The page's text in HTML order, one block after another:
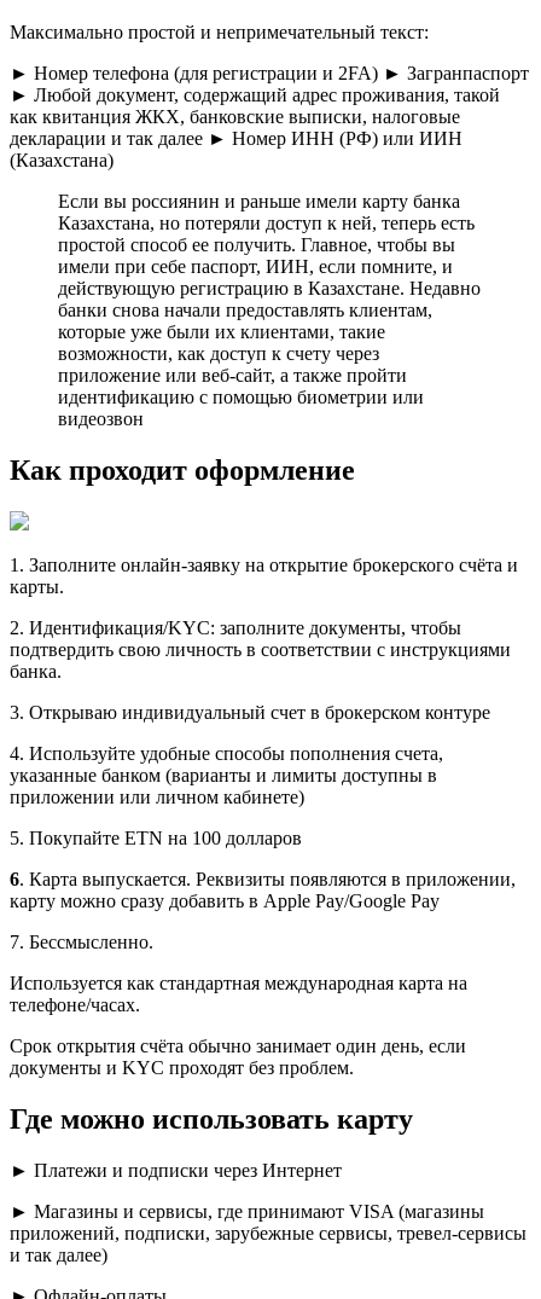
Максимально простой и непримечательный текст:
► Номер телефона (для регистрации и 2FA) ► Загранпаспорт
► Любой документ, содержащий адрес проживания, такой
как квитанция ЖКХ, банковские выписки, налоговые
декларации и так далее ► Номер ИНН (РФ) или ИИН
(Казахстана)
Если вы россиянин и раньше имели карту банка
Казахстана, но потеряли доступ к ней, теперь есть
простой способ ее получить. Главное, чтобы вы
имели при себе паспорт, ИИН, если помните, и
действующую регистрацию в Казахстане. Недавно
банки снова начали предоставлять клиентам,
которые уже были их клиентами, такие
возможности, как доступ к счету через
приложение или веб-сайт, а также пройти
идентификацию с помощью биометрии или
видеозвон
Как проходит оформление
1. Заполните онлайн-заявку на открытие брокерского счёта и
карты.
2. Идентификация/KYC: заполните документы, чтобы
подтвердить свою личность в соответствии с инструкциями
банка.
3. Открываю индивидуальный счет в брокерском контуре
4. Используйте удобные способы пополнения счета,
указанные банком (варианты и лимиты доступны в
приложении или личном кабинете)
5. Покупайте ETN на 100 долларов
6. Карта выпускается. Реквизиты появляются в приложении,
карту можно сразу добавить в Apple Pay/Google Pay
7. Бессмысленно.
Используется как стандартная международная карта на
телефоне/часаx.
Срок открытия счёта обычно занимает один день, если
документы и KYC проходят без проблем.
Где можно использовать карту
► Платежи и подписки через Интернет
► Магазины и сервисы, где принимают VISA (магазины
приложений, подписки, зарубежные сервисы, тревел-сервисы
и так далее)